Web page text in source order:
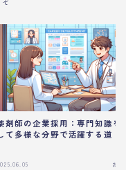
剤師の企業採用：専門知識を
て多様な分野で活躍する道
お